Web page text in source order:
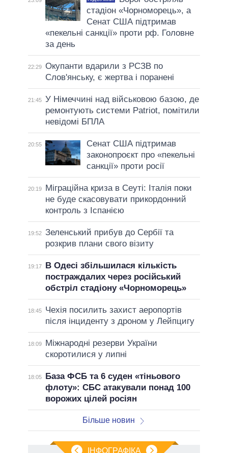
стадіон «Чорноморець», а
Сенат США підтримав
«пекельні санкції» проти рф. Головне
за день
22:29 Окупанти вдарили з РСЗВ по
Слов'янську, є жертва і поранені
21:45 У Німеччині над військовою базою, де
ремонтують системи Patriot, помітили
невідомі БПЛА
20:55
Сенат США підтримав
законопроєкт про «пекельні
санкції» проти росії
20:19
Міграційна криза в Сеуті: Італія поки
не буде скасовувати прикордонний
контроль з Іспанією
19:52 Зеленський прибув до Сербії та
розкрив плани свого візиту
19:17
В Одесі збільшилася кількість
постраждалих через російський
обстріл стадіону «Чорноморець»
18:45
Чехія посилить захист аеропортів
після інциденту з дроном у Лейпцигу
18:09
Міжнародні резерви України
скоротилися у липні
18:05
База ФСБ та 6 суден «тіньового
флоту»: СБС атакували понад 100
ворожих цілей росіян
Більше новин
ІНФОГРАФІКА